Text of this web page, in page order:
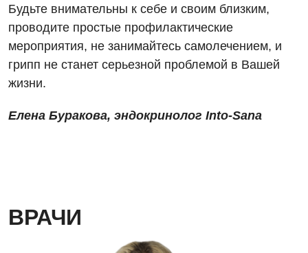
Будьте внимательны к себе и своим близким,
проводите простые профилактические
мероприятия, не занимайтесь самолечением, и
грипп не станет серьезной проблемой в Вашей
жизни.
Елена Буракова, эндокринолог Into-Sana
ВРАЧИ